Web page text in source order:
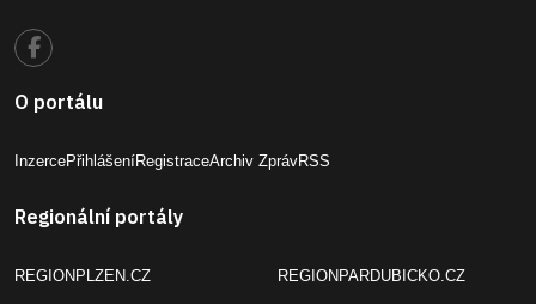
O portálu
InzercePřihlášeníRegistraceArchiv ZprávRSS
Regionální portály
REGIONPLZEN.CZ REGIONPARDUBICKO.CZ